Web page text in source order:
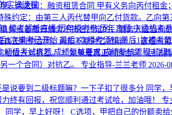
实操课程
模考解析直播历年模考卷历年真题中级机考
1次模考已开始 最后1次模考须知最后1次模考
初级考试真题成绩复核要求成绩复核流程初级
、丙之间：融资租赁合同 甲有义务向丙付租
约定：由第三人丙代替甲向乙付货款。乙向
务或者履行债务不符合约定的，债务人应当
正利他合同，丙能不能对乙抗辩？ 1. 普通向
位去对抗乙。 2. 如果是真正利他合同（民法
一个合同）对抗乙。
专业指导-兰兰老师 2026-
说要到二级标题嘛？一下子扣了很多分 同学
终有回报，祝您顺利通过考试哈，加油哦！
专
同学，早上好呀！ C选项，甲把自己的份额卖